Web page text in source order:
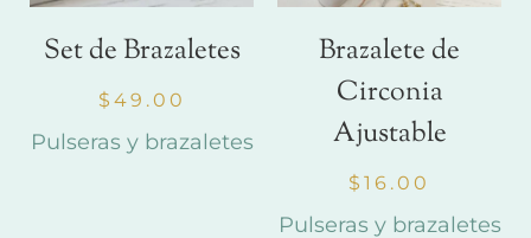
Set de Brazaletes
$ 49.00
Pulseras y brazaletes
Brazalete de
Circonia
Ajustable
$ 16.00
Pulseras y brazaletes